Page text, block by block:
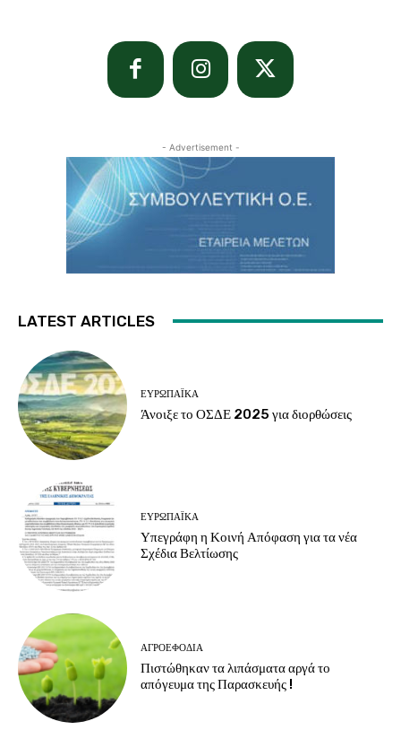
- Advertisement -
LATEST ARTICLES
ΕΥΡΩΠΑΪΚΆ
Άνοιξε το ΟΣΔΕ 2025 για διορθώσεις
ΕΥΡΩΠΑΪΚΆ
Υπεγράφη η Κοινή Απόφαση για τα νέα
Σχέδια Βελτίωσης
ΑΓΡΟΕΦΌΔΙΑ
Πιστώθηκαν τα λιπάσματα αργά το
απόγευμα της Παρασκευής !